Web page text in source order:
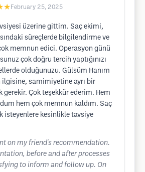
February 25, 2025
üzerine gittim. Saç ekimi,
süreçlerde bilgilendirme ve
memnun edici. Operasyon günü
çok doğru tercih yaptığınızı
olduğunuzu. Gülsüm Hanım
ilgisine, samimiyetine ayrı bir
gerekir. Çok teşekkür ederim. Hem
hem çok memnun kaldım. Saç
isteyenlere kesinlikle tavsiye
on my friend's recommendation.
before and after processes
to inform and follow up. On